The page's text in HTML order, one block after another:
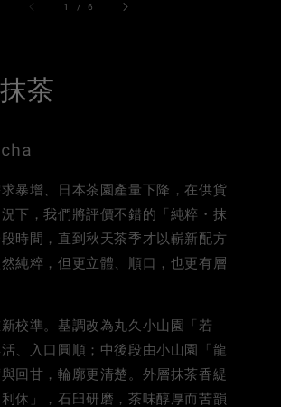
1 /6
茶
暴增、日本茶園產量下降，在供貨
下，我們將評價不錯的「純粹・抹
時間，直到秋天茶季才以嶄新配方
純粹，但更立體、順口，也更有層
校準。基調改為丸久小山園「若
、入口圓順；中後段由小山園「龍
回甘，輪廓更清楚。外層抹茶香緹
休」，石臼研磨，茶味醇厚而苦韻